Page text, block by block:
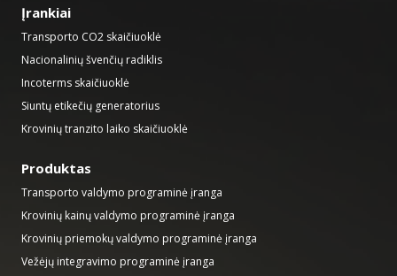
Įrankiai
Transporto CO2 skaičiuoklė
Nacionalinių švenčių radiklis
Incoterms skaičiuoklė
Siuntų etikečių generatorius
Krovinių tranzito laiko skaičiuoklė
Produktas
Transporto valdymo programinė įranga
Krovinių kainų valdymo programinė įranga
Krovinių priemokų valdymo programinė įranga
Vežėjų integravimo programinė įranga